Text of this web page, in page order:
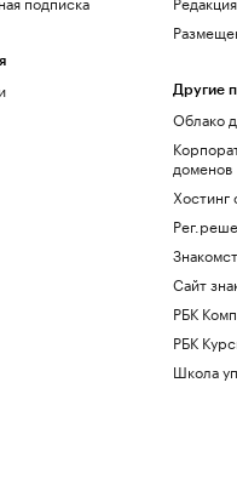
Другие
Облако
доменов
Хостинг
Сайт
РБК
РБК
Школа